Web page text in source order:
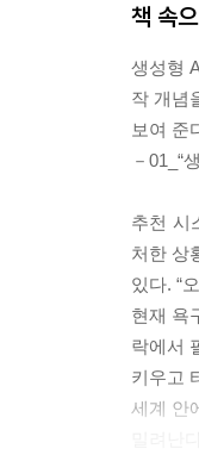
책 속
생성형
작 개념
보여 준
－01_“
추천 시
처한 상
있다. “
현재 욕
락에서
키우고
세계 안